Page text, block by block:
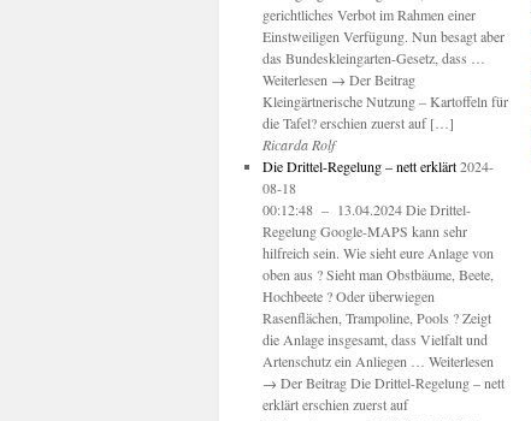
gerichtliches Verbot im Rahmen einer
Einstweiligen Verfügung. Nun besagt aber
das Bundeskleingarten-Gesetz, dass …
Weiterlesen → Der Beitrag
Kleingärtnerische Nutzung – Kartoffeln für
die Tafel? erschien zuerst auf […]
Ricarda Rolf
Die Drittel-Regelung – nett erklärt 2024-
08-18
00:12:48 – 13.04.2024 Die Drittel-
Regelung Google-MAPS kann sehr
hilfreich sein. Wie sieht eure Anlage von
oben aus ? Sieht man Obstbäume, Beete,
Hochbeete ? Oder überwiegen
Rasenflächen, Trampoline, Pools ? Zeigt
die Anlage insgesamt, dass Vielfalt und
Artenschutz ein Anliegen … Weiterlesen
→ Der Beitrag Die Drittel-Regelung – nett
erklärt erschien zuerst auf